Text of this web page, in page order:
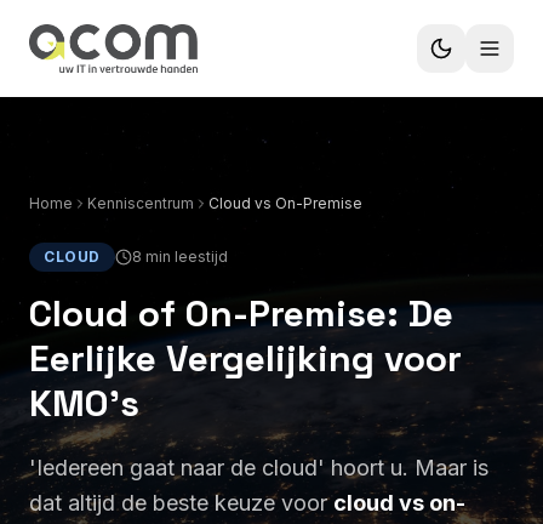
Home Kenniscentrum Cloud vs On-Premise
CLOUD 8 min leestijd
Cloud of On-Premise: De
Eerlijke Vergelijking voor
KMO's
'Iedereen gaat naar de cloud' hoort u. Maar is
dat altijd de beste keuze voorcloud vs on-